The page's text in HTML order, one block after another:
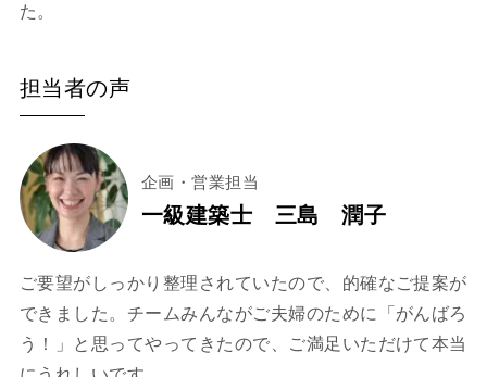
た。
担当者の声
企画・営業担当
一級建築士 三島 潤子
ご要望がしっかり整理されていたので、的確なご提案が
できました。チームみんながご夫婦のために「がんばろ
う！」と思ってやってきたので、ご満足いただけて本当